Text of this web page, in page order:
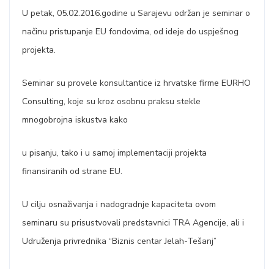
U petak, 05.02.2016.godine u Sarajevu održan je seminar o
načinu pristupanje EU fondovima, od ideje do uspješnog
projekta.
Seminar su provele konsultantice iz hrvatske firme EURHO
Consulting, koje su kroz osobnu praksu stekle
mnogobrojna iskustva kako
u pisanju, tako i u samoj implementaciji projekta
finansiranih od strane EU.
U cilju osnaživanja i nadogradnje kapaciteta ovom
seminaru su prisustvovali predstavnici TRA Agencije, ali i
Udruženja privrednika “Biznis centar Jelah-Tešanj”